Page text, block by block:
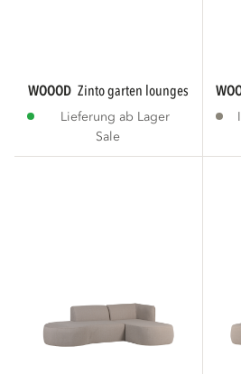
WOOOD zinto garten loungeset links
Lieferung ab Lager
Sale